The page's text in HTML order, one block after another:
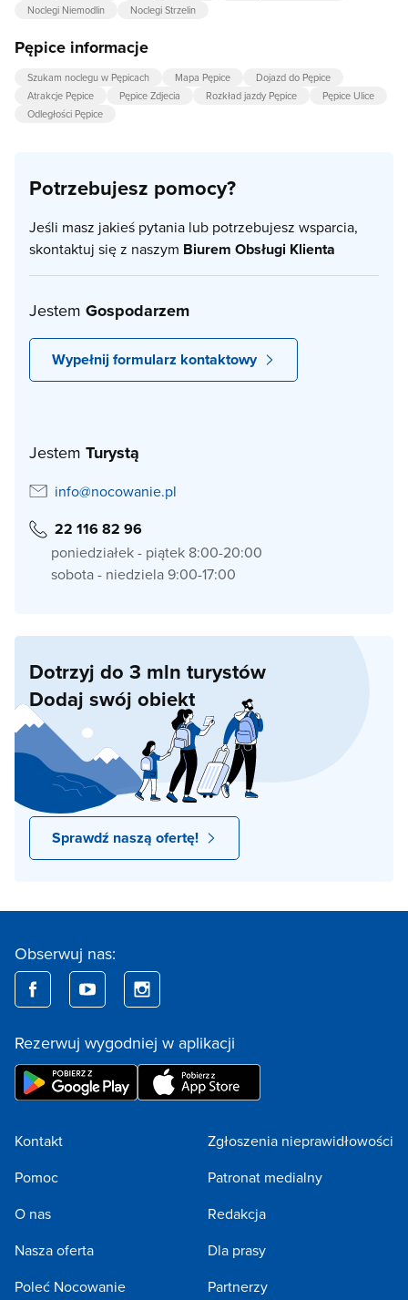
Noclegi Niemodlin
Noclegi Strzelin
Pępice informacje
Szukam noclegu w Pępicach Mapa Pępice
Dojazd do Pępice
Atrakcje Pępice
Pępice Zdjecia Rozkład jazdy Pępice
Pępice Ulice
Odległości Pępice
Potrzebujesz pomocy?
Jeśli masz jakieś pytania lub potrzebujesz wsparcia,
skontaktuj się z naszym Biurem Obsługi Klienta
Jestem Gospodarzem
Wypełnij formularz kontaktowy
Jestem Turystą
info@nocowanie.pl
22 116 82 96
poniedziałek - piątek 8:00-20:00
sobota - niedziela 9:00-17:00
Dotrzyj do 3 mln turystów
Dodaj swój obiekt
Sprawdź naszą ofertę!
Obserwuj nas:
Rezerwuj wygodniej w aplikacji
Kontakt
Pomoc
O nas
Nasza oferta
Poleć Nocowanie
Zgłoszenia nieprawidłowości
Patronat medialny
Redakcja
Dla prasy
Partnerzy